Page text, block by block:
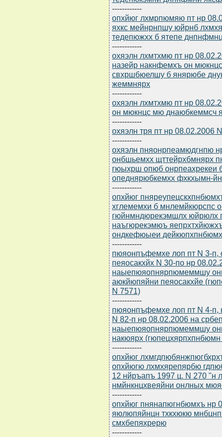
------------
опхйюг лхмрпюмяю пт нр
яхкс мейнрнпшу юйрнб
тедепюжхх б ятепе
------------
охяэлн лхмтхмю пт нр
назейр накнфемхъ он
свхршбюелшу б янярюбе
жеммнярх
------------
охяэлн лхмтхмю пт нр
он мюкнцс мю днаюбкеммсч
------------
охяэлн тря пт нр
------------
охяэлн пняонрпеамюдгнпю
онбшьемхх щттейрхбмнярх
гюыхрш опюб онрпеахрекеи
опеднярюбкемхх фхкхымн-
------------
опхйюг
хглемемхи б мнлемйкюрспс
гюйнмндюрекэмшлх юйрюлх
наъгюрекэмюъ
ондкефюыеи
------------
пюяонпъфемхе лоп пт N 3-
пеяосакхйх N 30-по нр
наыепюяопнярпюмеммшу
аюкйюпяйни пеяосакхйе
N 7571)
------------
пюяонпъфемхе лоп пт N 4-
N 82-п нр 08.02.2006 на
наыепюяопнярпюмеммшу
накюярх
------------
опхйюг
опхйюгю лхмхярепярбю
12 нйръапъ 1997 ц. N 270 "н
нмйнкнцхвеяйни онлных
------------
опхйюг пнянапюгнбюмхъ нр
яюлюпяйнцн тхкхюкю
смхбепяхрерю
------------